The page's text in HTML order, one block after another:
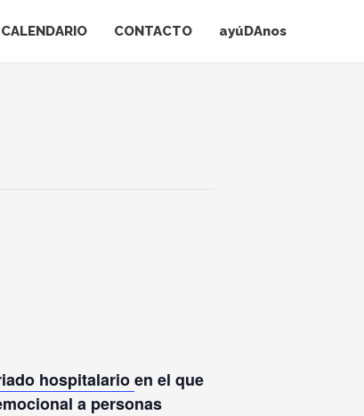
CALENDARIO CONTACTO ayúDAnos
hospitalarioen el que
a personas